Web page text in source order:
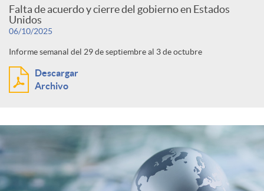
Falta de acuerdo y cierre del gobierno en Estados
Unidos
06/10/2025
Informe semanal del 29 de septiembre al 3 de octubre
Descargar
Archivo